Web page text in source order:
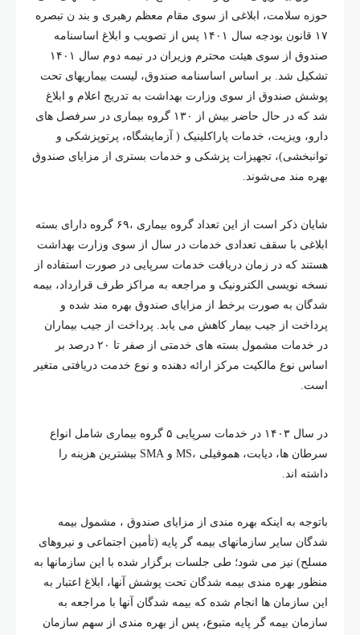
حوزه سلامت، ابلاغی از سوی مقام معظم رهبری و بند ن تبصره
۱۷ قانون بودجه سال ۱۴۰۱ پس از تصویب و ابلاغ اساسنامه
صندوق از سوی هیئت محترم وزیران در نیمه دوم سال ۱۴۰۱
تشکیل شد. بر اساس اساسنامه صندوق، لیست بیماریهای تحت
پوشش صندوق از سوی وزارت بهداشت به تدریج اعلام و ابلاغ
شد که در حال حاضر بیش از ۱۳۰ گروه بیماری در سرفصل های
دارو، ویزیت، خدمات پاراکلینیک ( آزمایشگاه، پرتوپزشکی و
توانبخشی)، تجهیزات پزشکی و خدمات بستری از مزایای صندوق
بهره مند می‌شوند.
شایان ذکر است از این تعداد گروه بیماری ،۶۹ گروه دارای بسته
ابلاغی با سقف تعدادی خدمات در سال از سوی وزارت بهداشت
هستند که در زمان دریافت خدمات سرپایی در صورت استفاده از
نسخه نویسی الکترونیک و مراجعه به مراکز طرف قرارداد، بیمه
شدگان به صورت برخط از مزایای صندوق بهره مند شده و
پرداخت از جیب بیمار کاهش می یابد. پرداخت از جیب بیماران
در خدمات مشمول بسته های خدمتی از صفر تا ۲۰ درصد بر
اساس نوع مالکیت مرکز ارائه دهنده و نوع خدمت دریافتی متغیر
است.
در سال ۱۴۰۳ در خدمات سرپایی ۵ گروه بیماری شامل انواع
سرطان ها، دیابت، هموفیلی ،MS و SMA بیشترین هزینه را
داشته اند.
باتوجه به اینکه بهره مندی از مزایای صندوق ، مشمول بیمه
شدگان سایر سازمانهای بیمه گر پایه (تأمین اجتماعی و نیروهای
مسلح) نیز می شود؛ طی جلسات برگزار شده با این سازمانها به
منظور بهره مندی بیمه شدگان تحت پوشش آنها، ابلاغ اعتبار به
این سازمان ها انجام شده که بیمه شدگان آنها با مراجعه به
سازمان بیمه گر پایه متبوع، پس از بهره مندی از سهم سازمان